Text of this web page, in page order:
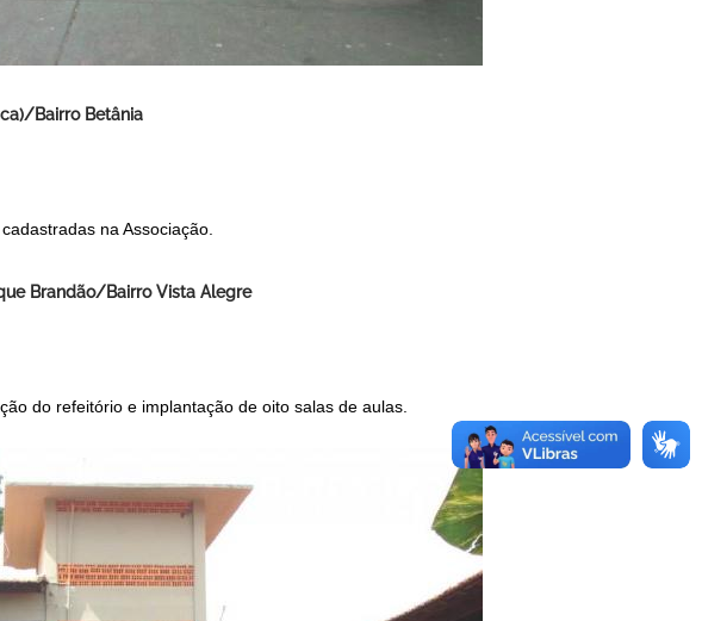
Bairro Betânia
na Associação.
Brandão/Bairro Vista Alegre
do refeitório e implantação de oito salas de aulas.